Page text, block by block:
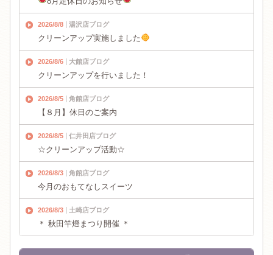
2026/8/8 湯沢店ブログ
クリーンアップ実施しました
2026/8/6 大館店ブログ
クリーンアップを行いました！
2026/8/5 角館店ブログ
【８月】休日のご案内
2026/8/5 仁井田店ブログ
☆クリーンアップ活動☆
2026/8/3 角館店ブログ
今月のおもてなしスイーツ
2026/8/3 土崎店ブログ
＊ 秋田竿燈まつり開催 ＊